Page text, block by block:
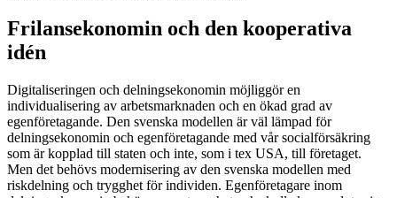
Frilansekonomin och den kooperativa
idén
Digitaliseringen och delningsekonomin möjliggör en
individualisering av arbetsmarknaden och en ökad grad av
egenföretagande. Den svenska modellen är väl lämpad för
delningsekonomin och egenföretagande med vår socialförsäkring
som är kopplad till staten och inte, som i tex USA, till företaget.
Men det behövs modernisering av den svenska modellen med
riskdelning och trygghet för individen. Egenföretagare inom